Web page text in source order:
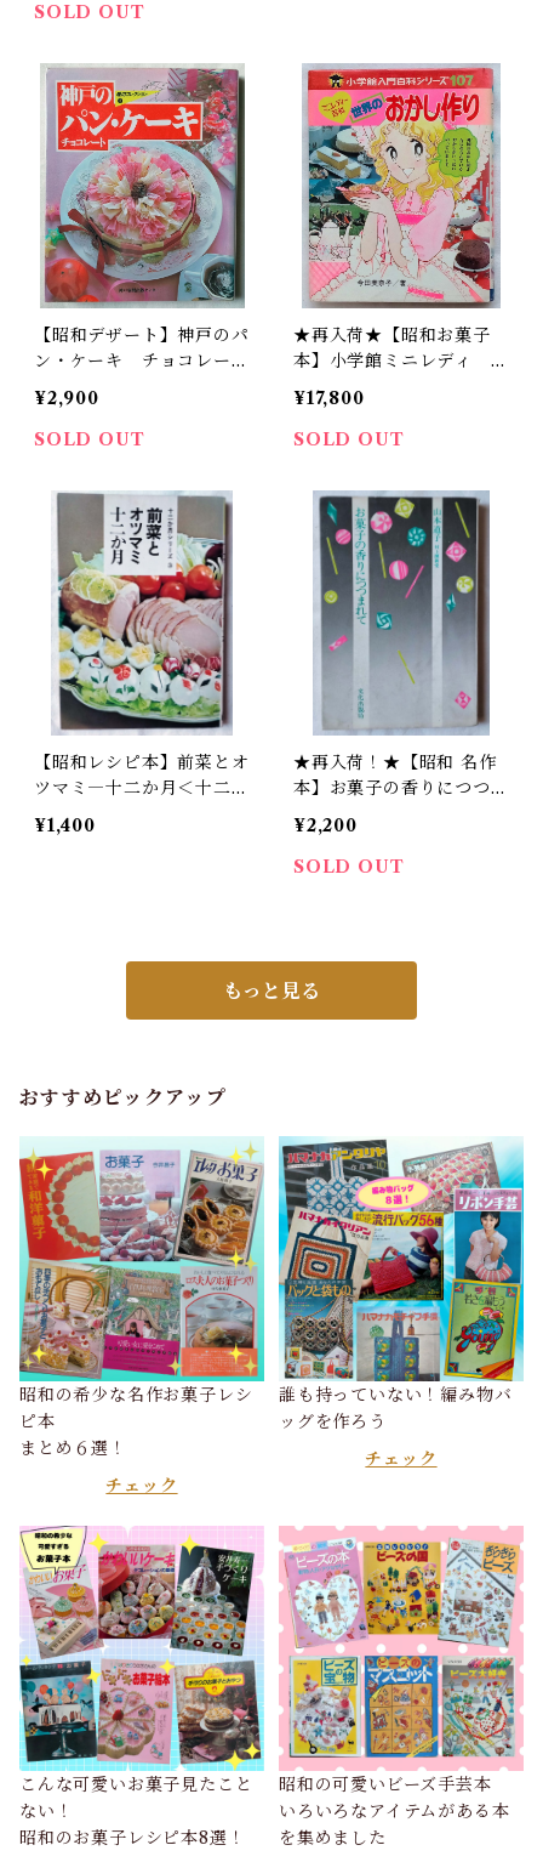
SOLD OUT
【昭和デザート】神戸のパ
ン・ケーキ チョコレー
ト 味のコレクション（昭
和60年）
¥2,900
SOLD OUT
★再入荷★【昭和お菓子
本】小学館ミニレディ 世
界のお菓子づくり
¥17,800
SOLD OUT
【昭和レシピ本】前菜とオ
ツマミ―十二か月＜十二か
月シリーズ3＞女子栄養大
学出版部（昭和46年）
¥1,400
★再入荷！★【昭和 名作
本】お菓子の香りにつつま
れて 山本道子
¥2,200
SOLD OUT
もっと見る
おすすめピックアップ
昭和の希少な名作お菓子レシ
ピ本
まとめ６選！
チェック
誰も持っていない！編み物バ
ッグを作ろう
チェック
こんな可愛いお菓子見たこと
ない！
昭和のお菓子レシピ本8選！
昭和の可愛いビーズ手芸本
いろいろなアイテムがある本
を集めました